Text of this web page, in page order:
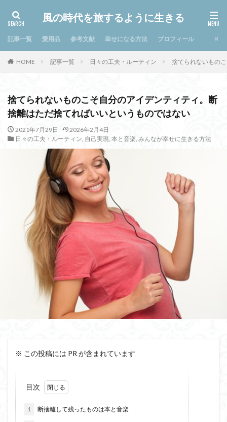
風の時代を旅するように生きる
記事一覧 愛用品 参考文献 幸せになる方法 プロフィール
HOME 記事一覧 日々の工夫・ルーティン 捨てられないもの
捨てられないものこそ自分のアイデンティティ。断
捨離はただ捨てればいいというものではない
2021年7月29日
2026年2月4日
日々の工夫・ルーティン, 自己実現, 本と音楽, みんなが幸せに生きる方法
※ この投稿には PR が含まれています
目次
1 断捨離して残ったものは本と音楽